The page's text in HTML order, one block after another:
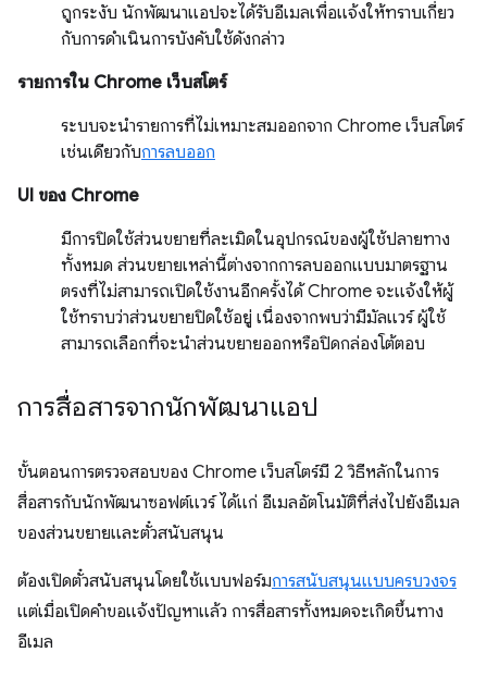
ถูกระงับ นักพัฒนาแอปจะได้รับอีเมลเพื่อแจ้งให้ทราบเกี่ยว
กับการดำเนินการบังคับใช้ดังกล่าว
รายการใน Chrome เว็บสโตร์
ระบบจะนำรายการที่ไม่เหมาะสมออกจาก Chrome เว็บสโตร์
เช่นเดียวกับการลบออก
UI ของ Chrome
มีการปิดใช้ส่วนขยายที่ละเมิดในอุปกรณ์ของผู้ใช้ปลายทาง
ทั้งหมด ส่วนขยายเหล่านี้ต่างจากการลบออกแบบมาตรฐาน
ตรงที่ไม่สามารถเปิดใช้งานอีกครั้งได้ Chrome จะแจ้งให้ผู้
ใช้ทราบว่าส่วนขยายปิดใช้อยู่ เนื่องจากพบว่ามีมัลแวร์ ผู้ใช้
สามารถเลือกที่จะนำส่วนขยายออกหรือปิดกล่องโต้ตอบ
การสื่อสารจากนักพัฒนาแอป
ขั้นตอนการตรวจสอบของ Chrome เว็บสโตร์มี 2 วิธีหลักในการ
สื่อสารกับนักพัฒนาซอฟต์แวร์ ได้แก่ อีเมลอัตโนมัติที่ส่งไปยังอีเมล
ของส่วนขยายและตั๋วสนับสนุน
ต้องเปิดตั๋วสนับสนุนโดยใช้แบบฟอร์มการสนับสนุนแบบครบวงจร
แต่เมื่อเปิดคำขอแจ้งปัญหาแล้ว การสื่อสารทั้งหมดจะเกิดขึ้นทาง
อีเมล